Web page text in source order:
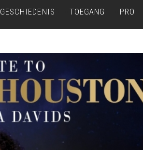
GESCHIEDENIS TOEGANG PRO